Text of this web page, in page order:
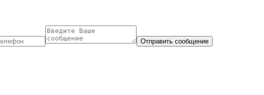
Отправить сообщение